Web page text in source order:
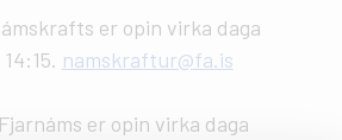
er opin virka daga
namskraftur@fa.is
er opin virka daga